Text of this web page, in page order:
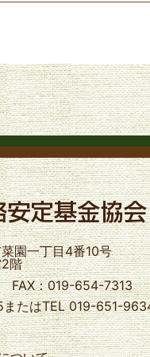
園一丁目4番10号
階
FAX：019-654-7313
たはTEL 019-651-